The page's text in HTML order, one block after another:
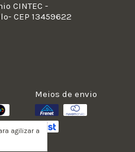
agilizar a
CINTEC -
CEP 13459622
Meios de envio